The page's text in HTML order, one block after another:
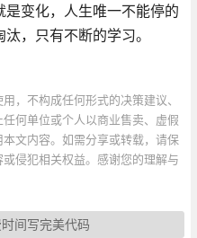
变化，人生唯一不能停的
，只有不断的学习。
，不构成任何形式的决策建议、
何单位或个人以商业售卖、虚假
文内容。如需分享或转载，请保
侵犯相关权益。感谢您的理解与
间写完美代码